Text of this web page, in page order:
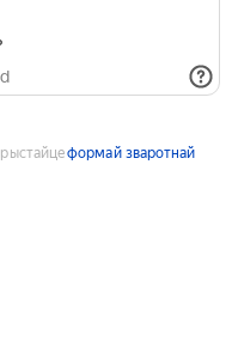
формай зваротнай